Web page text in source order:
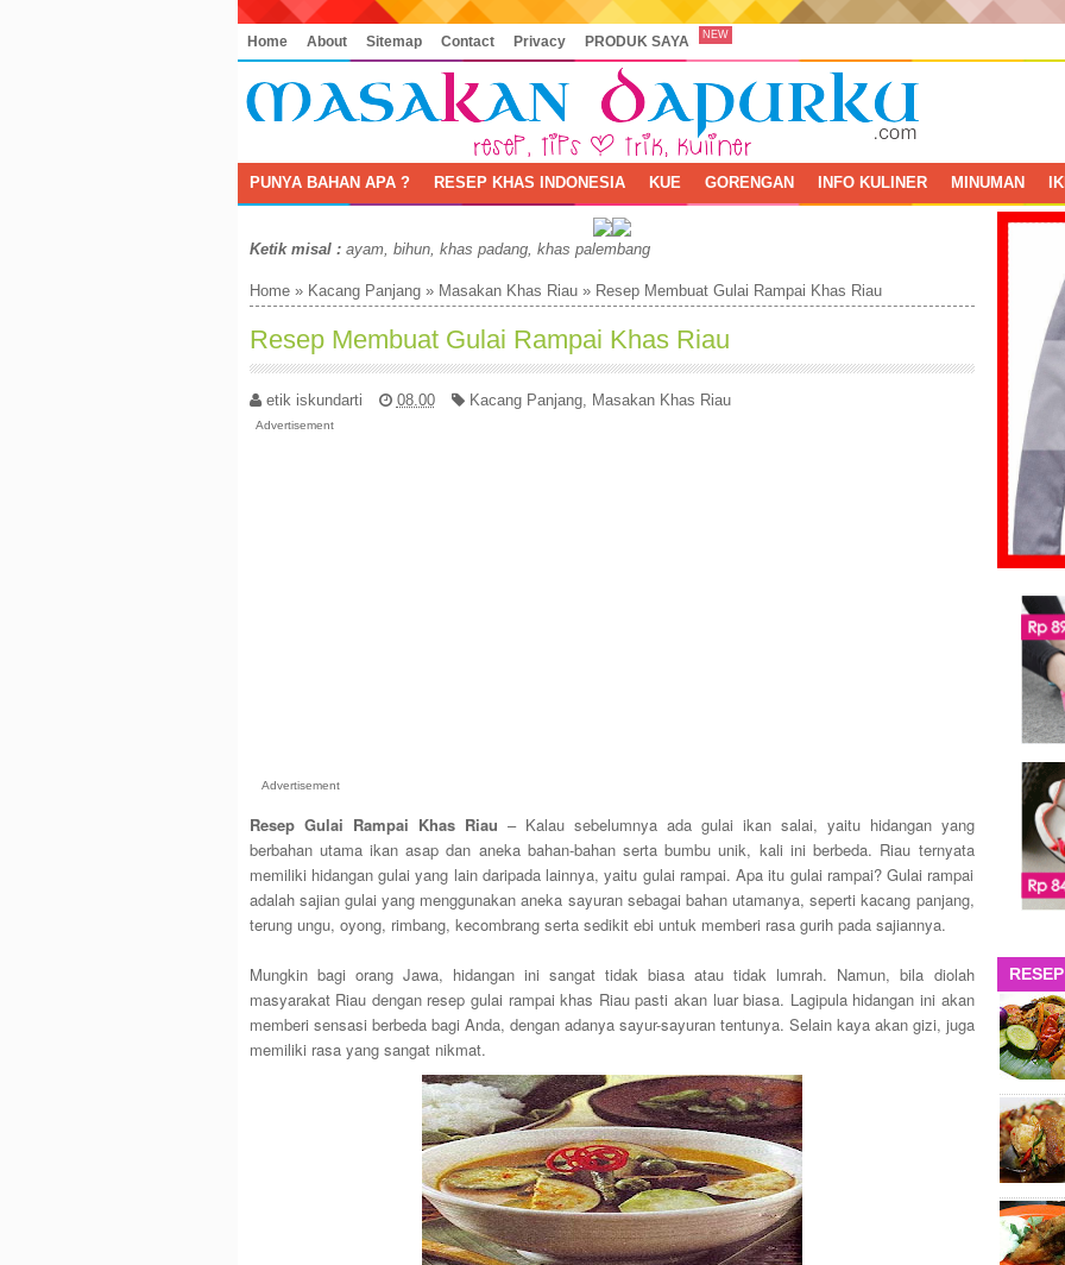
Home About Sitemap Contact Privacy PRODUK SAYA NEW
PUNYA BAHAN APA ? RESEP KHAS INDONESIA KUE GORENGAN INFO KULINER MINUMAN
Ketik misal :ayam, bihun, khas padang, khas palembang
Home» Kacang Panjang» Masakan Khas Riau» Resep Membuat Gulai Rampai Khas Riau
Resep Membuat Gulai Rampai Khas Riau
etik iskundarti 08.00 Kacang Panjang, Masakan Khas Riau
Advertisement
Advertisement
Resep Gulai Rampai Khas Riau – Kalau sebelumnya ada gulai ikan salai, yaitu hidangan yang
berbahan utama ikan asap dan aneka bahan-bahan serta bumbu unik, kali ini berbeda. Riau ternyata
memiliki hidangan gulai yang lain daripada lainnya, yaitu gulai rampai. Apa itu gulai rampai? Gulai rampai
adalah sajian gulai yang menggunakan aneka sayuran sebagai bahan utamanya, seperti kacang panjang,
terung ungu, oyong, rimbang, kecombrang serta sedikit ebi untuk memberi rasa gurih pada sajiannya.
Mungkin bagi orang Jawa, hidangan ini sangat tidak biasa atau tidak lumrah. Namun, bila diolah
masyarakat Riau dengan resep gulai rampai khas Riau pasti akan luar biasa. Lagipula hidangan ini akan
memberi sensasi berbeda bagi Anda, dengan adanya sayur-sayuran tentunya. Selain kaya akan gizi, juga
memiliki rasa yang sangat nikmat.